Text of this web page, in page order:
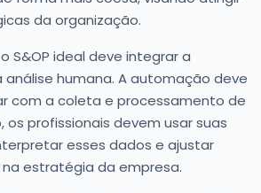
da organização.
S&OP ideal deve integrar a
humana. A automação deve
com a coleta e processamento de
os profissionais devem usar suas
esses dados e ajustar
estratégia da empresa.